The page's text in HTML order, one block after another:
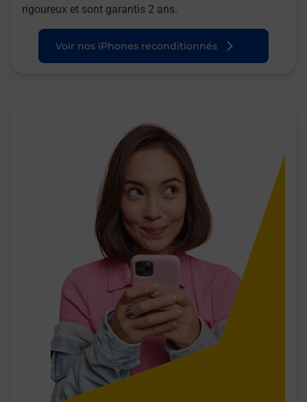
rigoureux et sont garantis 2 ans.
Voir nos iPhones reconditionnés